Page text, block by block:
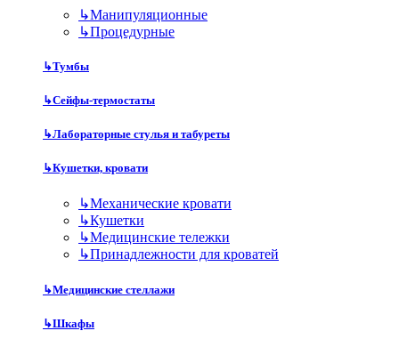
↳Манипуляционные
↳Процедурные
↳Тумбы
↳Сейфы-термостаты
↳Лабораторные стулья и табуреты
↳Кушетки, кровати
↳Механические кровати
↳Кушетки
↳Медицинские тележки
↳Принадлежности для кроватей
↳Медицинские стеллажи
↳Шкафы